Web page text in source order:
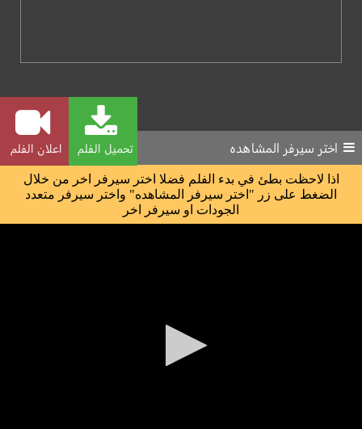
تحميل الفلم اعلان الفلم اختر سيرفر المشاهده
اذا لاحظت بطئ في بدء الفلم فضلا اختر سيرفر اخر من خلال
الضغط على زر "اختر سيرفر المشاهده" واختر سيرفر متعدد
الجودات او سيرفر اخر